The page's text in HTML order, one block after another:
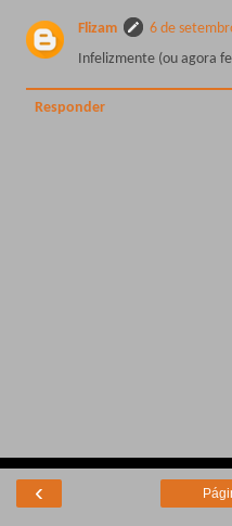
Flizam
6 de
Infelizmente (ou agora
Responder
‹